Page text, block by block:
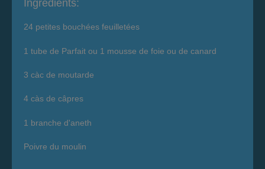
Ingrédients:
24 petites bouchées feuilletées
1 tube de Parfait ou 1 mousse de foie ou de canard
3 càc de moutarde
4 càs de câpres
1 branche d'aneth
Poivre du moulin